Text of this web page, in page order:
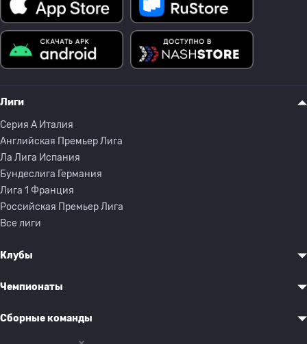
Лиги
Серия A Италия
Английская Премьер Лига
Ла Лига Испания
Бундеслига Германия
Лига 1 Франция
Российская Премьер Лига
Все лиги
Клубы
Чемпионаты
Сборные команды